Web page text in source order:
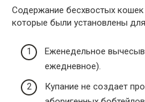
Содержание бесхвостых кошек
которые были установлены
Еженедельное
ежедневное).
Купание не создает